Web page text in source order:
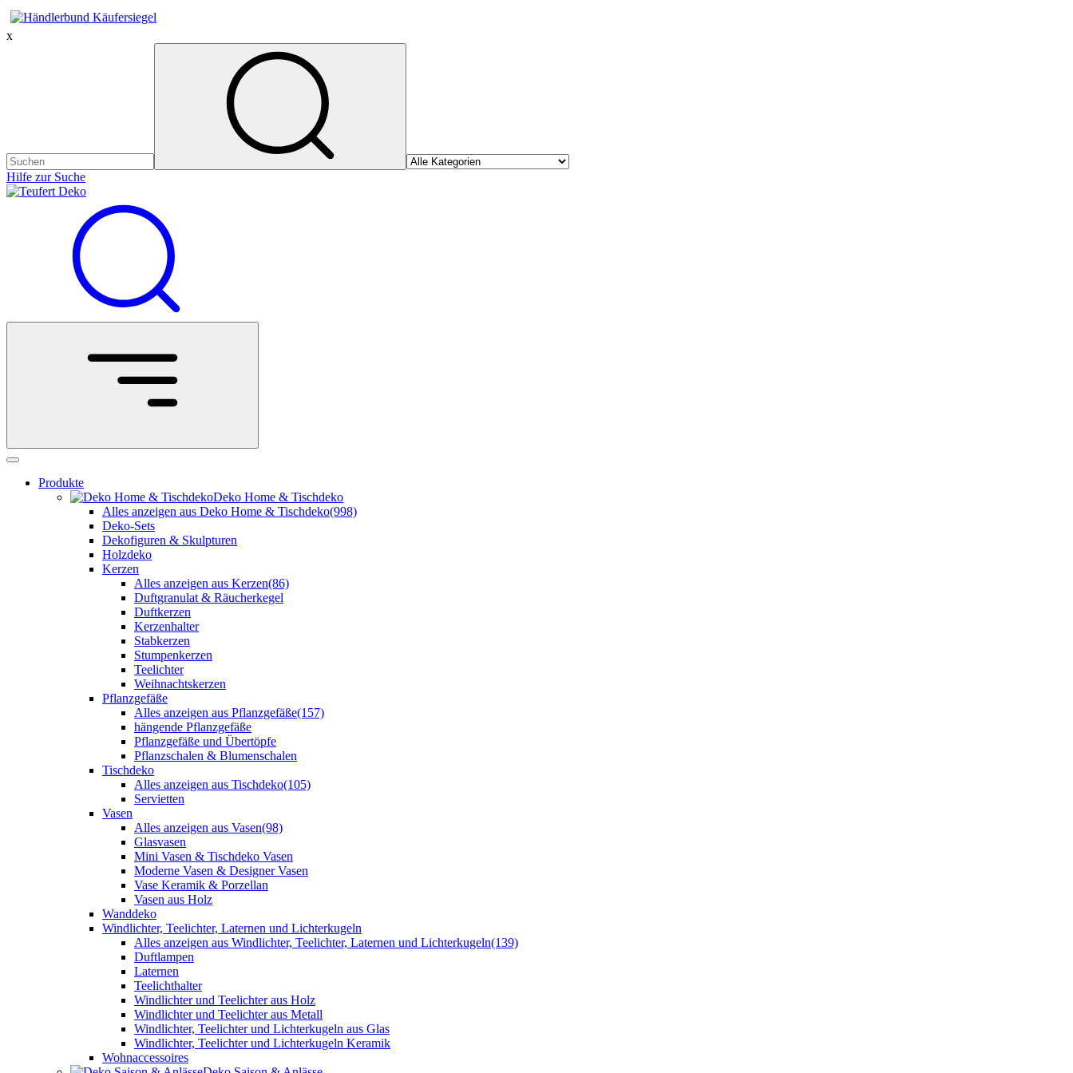
x
Hilfe zur Suche
Produkte
Deko Home & Tischdeko
Alles anzeigen aus Deko Home & Tischdeko(998)
Deko-Sets
Dekofiguren & Skulpturen
Holzdeko
Kerzen
Alles anzeigen aus Kerzen(86)
Duftgranulat & Räucherkegel
Duftkerzen
Kerzenhalter
Stabkerzen
Stumpenkerzen
Teelichter
Weihnachtskerzen
Pflanzgefäße
Alles anzeigen aus Pflanzgefäße(157)
hängende Pflanzgefäße
Pflanzgefäße und Übertöpfe
Pflanzschalen & Blumenschalen
Tischdeko
Alles anzeigen aus Tischdeko(105)
Servietten
Vasen
Alles anzeigen aus Vasen(98)
Glasvasen
Mini Vasen & Tischdeko Vasen
Moderne Vasen & Designer Vasen
Vase Keramik & Porzellan
Vasen aus Holz
Wanddeko
Windlichter, Teelichter, Laternen und Lichterkugeln
Alles anzeigen aus Windlichter, Teelichter, Laternen und Lichterkugeln(139)
Duftlampen
Laternen
Teelichthalter
Windlichter und Teelichter aus Holz
Windlichter und Teelichter aus Metall
Windlichter, Teelichter und Lichterkugeln aus Glas
Windlichter, Teelichter und Lichterkugeln Keramik
Wohnaccessoires